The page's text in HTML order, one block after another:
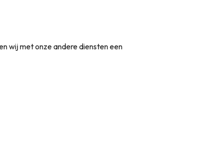
wij met onze andere diensten een